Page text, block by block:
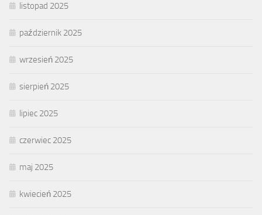
listopad 2025
październik 2025
wrzesień 2025
sierpień 2025
lipiec 2025
czerwiec 2025
maj 2025
kwiecień 2025